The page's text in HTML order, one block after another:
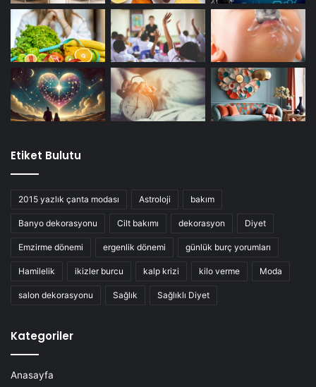
Etiket Bulutu
2015 yazlık çanta modası Astroloji bakım
Banyo dekorasyonu Cilt bakımı dekorasyon Diyet
Emzirme dönemi ergenlik dönemi günlük burç yorumları
Hamilelik ikizler burcu kalp krizi kilo verme Moda
salon dekorasyonu Sağlık Sağlıklı Diyet
Kategoriler
Anasayfa